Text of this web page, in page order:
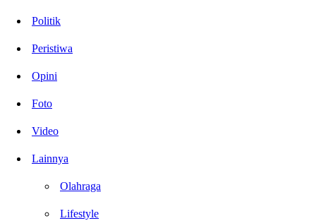
Politik
Peristiwa
Opini
Foto
Video
Lainnya
Olahraga
Lifestyle